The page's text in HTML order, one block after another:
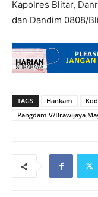
Kapolres Blitar,
dan Dandim 0808/
TAGS Hankam
Pangdam V/Brawijaya